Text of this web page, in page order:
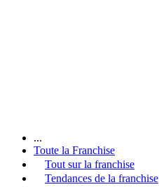
...
Toute la Franchise
Tout sur la franchise
Tendances de la franchise